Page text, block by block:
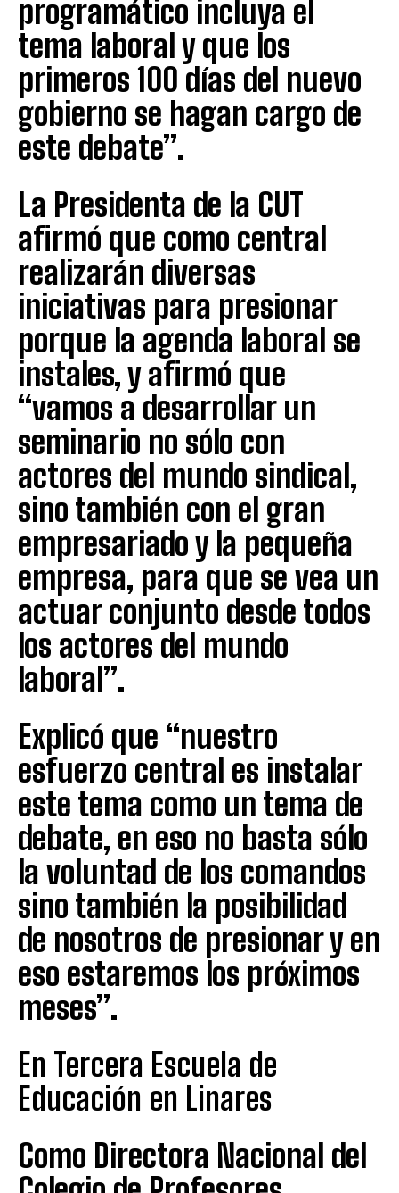
programático incluya el
tema laboral y que los
primeros 100 días del nuevo
gobierno se hagan cargo de
este debate”.
La Presidenta de la CUT
afirmó que como central
realizarán diversas
iniciativas para presionar
porque la agenda laboral se
instales, y afirmó que
“vamos a desarrollar un
seminario no sólo con
actores del mundo sindical,
sino también con el gran
empresariado y la pequeña
empresa, para que se vea un
actuar conjunto desde todos
los actores del mundo
laboral”.
Explicó que “nuestro
esfuerzo central es instalar
este tema como un tema de
debate, en eso no basta sólo
la voluntad de los comandos
sino también la posibilidad
de nosotros de presionar y en
eso estaremos los próximos
meses”.
En Tercera Escuela de
Educación en Linares
Como Directora Nacional del